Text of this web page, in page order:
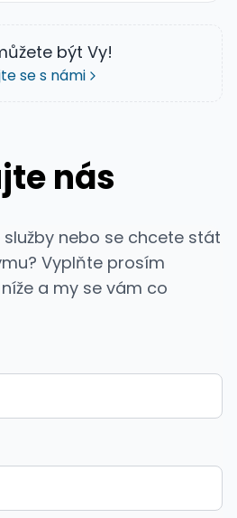
být Vy!
se s námi
nás
nebo se chcete stát
Vyplňte prosím
a my se vám co